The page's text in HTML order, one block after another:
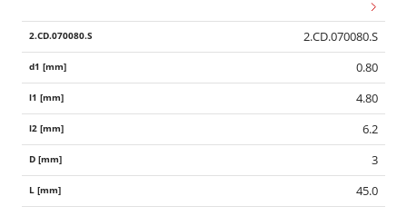
2.CD.070080.S
0.80
4.80
6.2
3
45.0